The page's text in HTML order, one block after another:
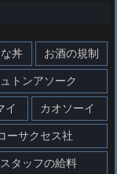
丼 お酒の規制
トンアソーク
イ カオソーイ
ーサクセス社
スタッフの給料